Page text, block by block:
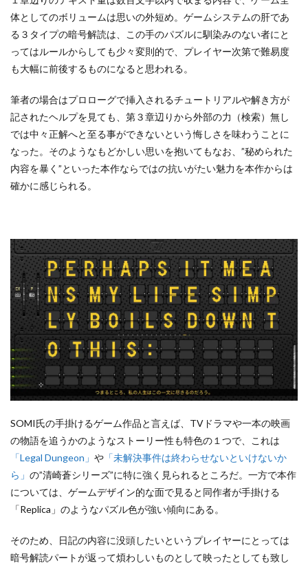
体としてのボリュームは思いの外短め。ゲームシステムの肝であ
る３タイプの暗号解読は、この手のパズルに馴染みのない者にと
ってはルールからしても少々変則的で、プレイヤー次第で難易度
も大幅に前後するものになると思われる。
筆者の場合はプロローグで挿入されるチュートリアルや解き方が
記されたヘルプを見ても、第３章辺りから外部の力（検索）無し
では中々正解へと至る事ができないという悔しさを味わうことに
なった。そのようなもどかしい思いを抱いてもなお、”秘められた
内容を暴く”といった本作ならではの抗いがたい魅力を本作からは
確かに感じられる。
SOMI氏の手掛けるゲーム作品と言えば、TVドラマや一本の映画
の物語を追うかのようなストーリー性も特色の１つで、これは
「Legal Dungeon」 や 「未解決事件は終わらせないといけないか
ら」 の”清崎蒼シリーズ”に特に強く見られるところだ。一方で本作
については、ゲームデザイン的な面で見ると同作者が手掛ける
「Replica」のようなパズル色が強い傾向にある。
そのため、日記の内容に没頭したいというプレイヤーにとっては
暗号解読パートが返って煩わしいものとして映ったとしても致し